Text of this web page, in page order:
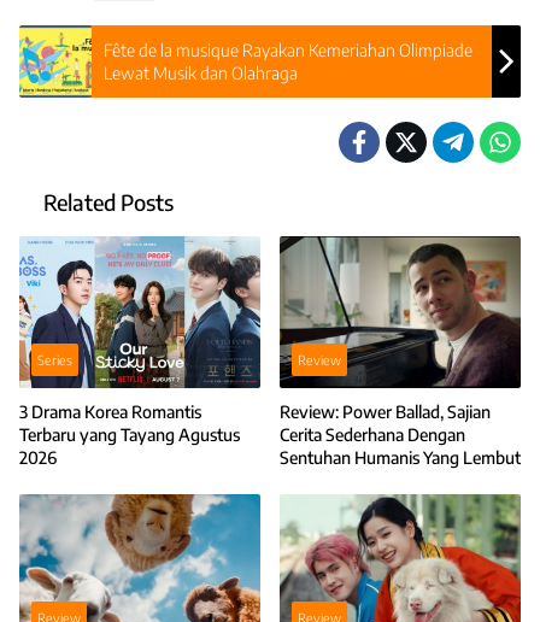
Fête de la musique Rayakan Kemeriahan Olimpiade
Lewat Musik dan Olahraga
Related Posts
Series
3 Drama Korea Romantis
Terbaru yang Tayang Agustus
2026
Review
Review: Power Ballad, Sajian
Cerita Sederhana Dengan
Sentuhan Humanis Yang Lembut
Review Review